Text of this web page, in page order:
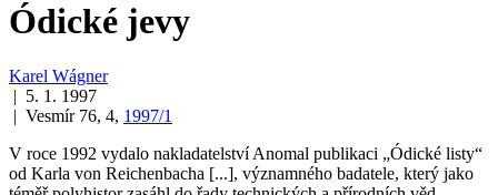
Ódické jevy
Karel Wágner
| 5. 1. 1997
| Vesmír 76, 4, 1997/1
V roce 1992 vydalo nakladatelství Anomal publikaci „Ódické listy“
od Karla von Reichenbacha [...], významného badatele, který jako